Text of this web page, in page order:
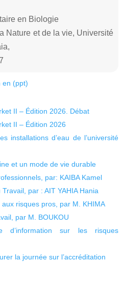
en Biologie
Nature et de la vie, Université
en (ppt)
II – Édition 2026. Débat
II – Édition 2026
installations d’eau de l’université
et un mode de vie durable
par: KAIBA Kamel
par : AIT YAHIA Hania
risques pros, par M. KHIMA
par M. BOUKOU
d’information sur les risques
la journée sur l’accréditation